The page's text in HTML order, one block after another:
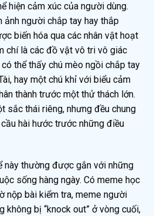
hiện cảm xúc của người dùng.
ảnh người chắp tay hay thắp
biến hóa qua các nhân vật hoạt
chí là các đồ vật vô tri vô giác
thể thấy chú mèo ngồi chắp tay
hay một chú khỉ với biểu cảm
thành trước một thử thách lớn.
sắc thái riêng, nhưng đều chung
hài hước trước những điều
này thường được gắn với những
sống hàng ngày. Có meme học
nộp bài kiểm tra, meme người
không bị “knock out” ở vòng cuối,